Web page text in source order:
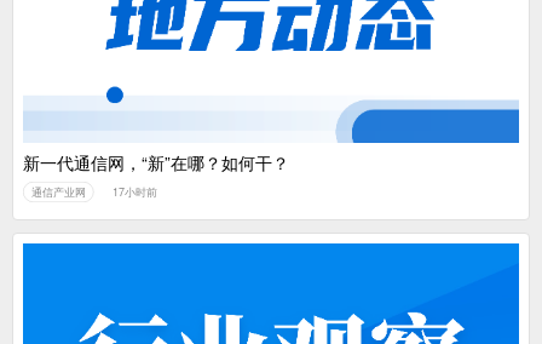
新一代通信网，“新”在哪？如何干？
通信产业网 17小时前